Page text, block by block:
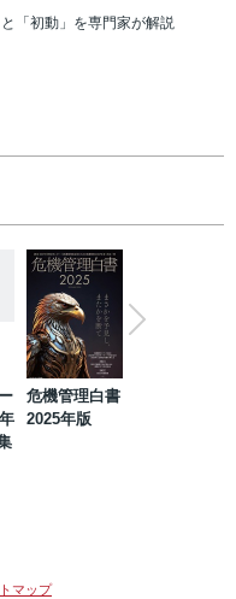
「初動」を専門家が解説
危機管理白書
2025年版
マップ